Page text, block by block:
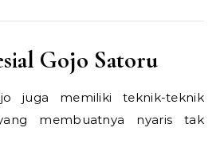
Gojo Satoru
juga memiliki teknik-teknik
membuatnya nyaris tak